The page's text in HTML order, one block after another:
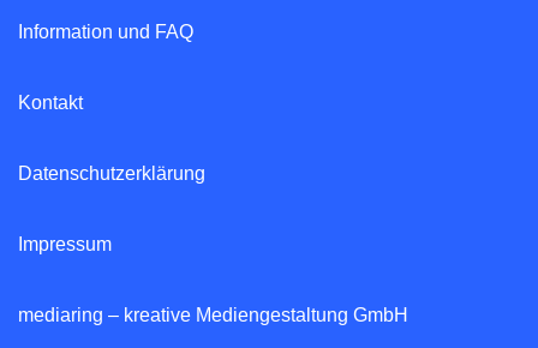
Information und FAQ
Kontakt
Datenschutzerklärung
Impressum
mediaring – kreative Mediengestaltung GmbH